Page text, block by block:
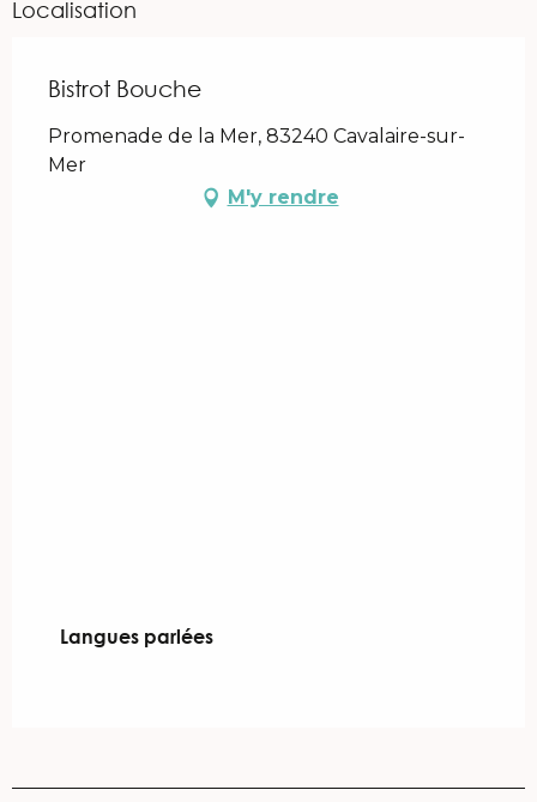
Localisation
Bistrot Bouche
Promenade de la Mer, 83240 Cavalaire-sur-
Mer
M'y rendre
Langues parlées
Langues parlées